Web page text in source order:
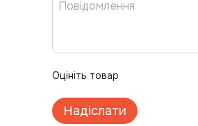
Оцініть товар
Надіслати